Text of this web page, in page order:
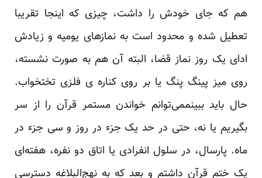
هم که جای خودش را داشت، چیزی که اینجا تقریبا
تعطیل شده و محدود است به نمازهای یومیه و زیادش
ادای یک روز نماز قضا، البته آن هم به صورت نشسته،
روی میز پینگ پنگ یا بر روی کناره ی فلزی تختخواب.
حال باید ببینممی‌توانم خواندن مستمر قرآن را از سر
بگیریم یا نه، حتی در حد یک جزء در روز و سی جزء در
ماه. پارسال، در سلول انفرادی یا اتاق دو نفره، هفته‌ای
یک ختم قرآن داشتم و بعد که به نهج‌البلاغه دسترسی